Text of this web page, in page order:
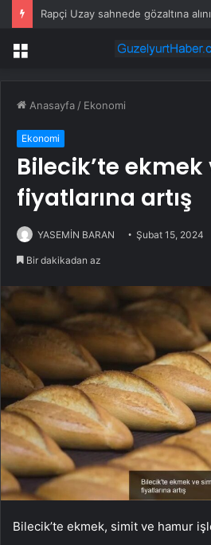
Rapçi Uzay sahnede gözaltına
Menü
Anasayfa / Ekonomi
Ekonomi
Bilecik’te
fiyatlarına artış
YASEMİN BARAN Şubat 15, 2024
Bir dakikadan az
Bilecik’te ekmek, simit ve hamur